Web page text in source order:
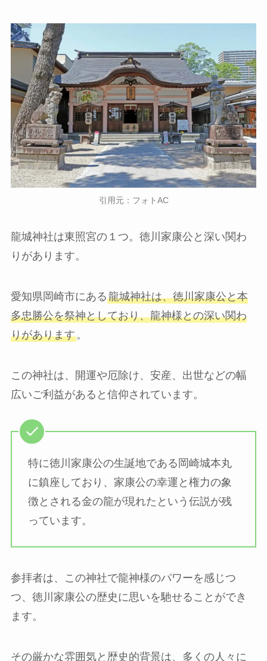
引用元：フォトAC
龍城神社は東照宮の１つ。徳川家康公と深い関わ
りがあります。
愛知県岡崎市にある龍城神社は、徳川家康公と本
多忠勝公を祭神としており、龍神様との深い関わ
りがあります。
この神社は、開運や厄除け、安産、出世などの幅
広いご利益があると信仰されています。
特に徳川家康公の生誕地である岡崎城本丸
に鎮座しており、家康公の幸運と権力の象
徴とされる金の龍が現れたという伝説が残
っています。
参拝者は、この神社で龍神様のパワーを感じつ
つ、徳川家康公の歴史に思いを馳せることができ
ます。
その厳かな雰囲気と歴史的背景は、多くの人々に